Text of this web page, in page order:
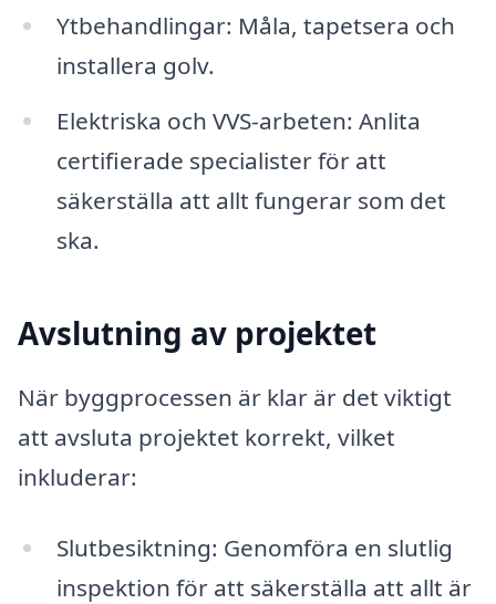
Ytbehandlingar: Måla, tapetsera och
installera golv.
Elektriska och VVS-arbeten: Anlita
certifierade specialister för att
säkerställa att allt fungerar som det
ska.
Avslutning av projektet
När byggprocessen är klar är det viktigt
att avsluta projektet korrekt, vilket
inkluderar:
Slutbesiktning: Genomföra en slutlig
inspektion för att säkerställa att allt är